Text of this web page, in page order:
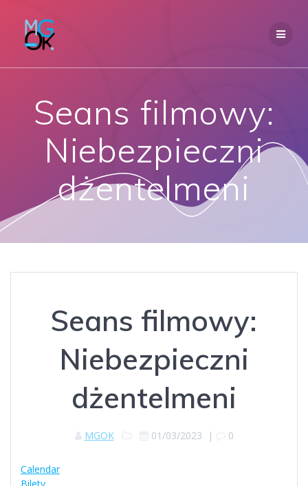
Seans filmowy:
Niebezpieczni
dżentelmeni
Seans filmowy:
Niebezpieczni
dżentelmeni
MGOK 01/03/2023 | 0
Calendar